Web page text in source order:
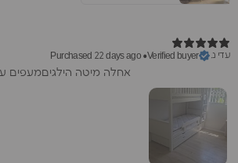
עדי נ.
Verified buyer
•
Purchased 22 days ago
אחלה מיטה הילגיםמעפים